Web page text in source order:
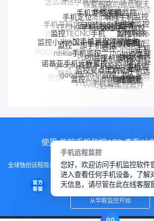
手机号码定位追踪
手机定位app
手机定位追踪
华鲸手机监控
解除手机监控
监听
手机被监控
如何解除
手机是不
是被监控
了
手机被别人
监控了怎么
解除
小米POCO远程控制
POCO手机远程监控
监控小米POCO手机
监控TECNO手机
TECNO手机远程监控
远程监控联想手机
联想手机监控
监控moto
手机
摩托罗拉
moto远程监
控
监控真我
手机软件
真我手机远程
监控别人手机
realme手机
监控
怎么远程监控中兴
中兴myos手机监控
魅族手机怎么远程监控另一台手
机
魅族手机监控
诺基亚手机远程监控
nokia手机监控
监控一加手机微信
一加手机远程监控软件
一加手机监控
监控OPPO手机
软件
OPPO手机
定位
OPPO手机远
程监控
手机窃听
VIVO远程监控软件
VIVO手机监控
google Pixel监控
google谷歌手机监控
Pixel监控APP
Pixel手机监控软件
google手机监
控
Android软件
监控Android微信聊天
监控安卓手机软件
使用 华鲸手机监控APP 查看对
全球独创远程隐身运行监控手机，不用经过对方同意安
知道
从华鲸监控开始
手机远程监控
您好，欢迎访问手机监控软件
进入查看任何手机设备，了解
天信息，请尽管在此在线客服